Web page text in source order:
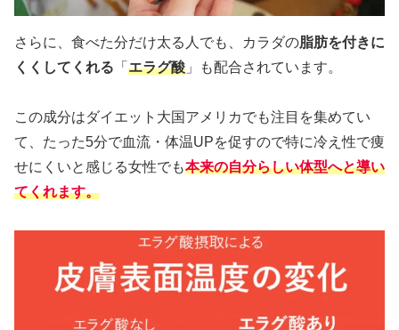
さらに、食べた分だけ太る人でも、カラダの脂肪を付きに
くくしてくれる 「 エラグ酸 」も配合されています。
この成分はダイエット大国アメリカでも注目を集めてい
て、たった5分で血流・体温UPを促すので特に冷え性で痩
せにくいと感じる女性でも本来の自分らしい体型へと導い
てくれます。